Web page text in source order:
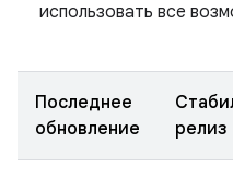
использовать все
Последнее
обновление
релиз